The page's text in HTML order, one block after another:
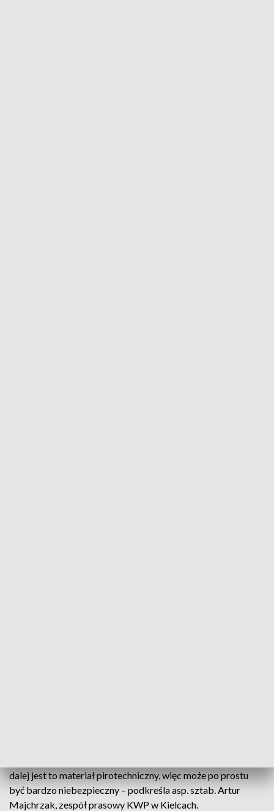
dalej jest to materiał pirotechniczny, więc może po prostu
być bardzo niebezpieczny – podkreśla asp. sztab. Artur
Majchrzak, zespół prasowy KWP w Kielcach.